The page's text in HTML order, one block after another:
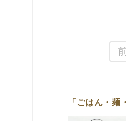
「ごはん・